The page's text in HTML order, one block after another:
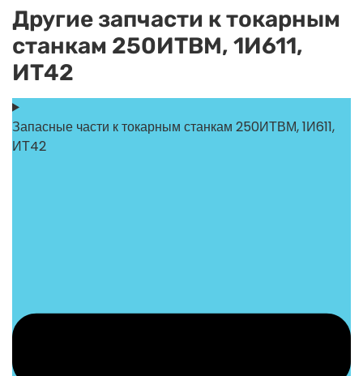
Другие запчасти к токарным
станкам 250ИТВМ, 1И611,
ИТ42
Запасные части к токарным станкам 250ИТВМ, 1И611,
ИТ42